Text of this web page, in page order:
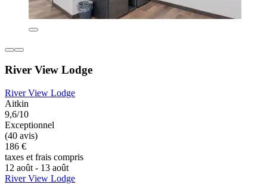
River View Lodge
River View Lodge
Aitkin
9,6/10
Exceptionnel
(40 avis)
186 €
taxes et frais compris
12 août - 13 août
River View Lodge